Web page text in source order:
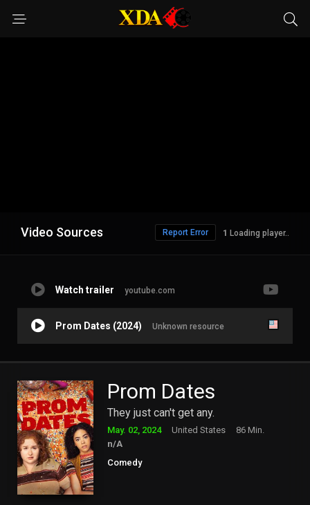
Video Sources Loading player..
Report Error
Watch trailer youtube.com
Prom Dates (2024) Unknown resource
Prom Dates
They just can't get any.
May. 02, 2024 United States
86 Min.
n/A
Comedy